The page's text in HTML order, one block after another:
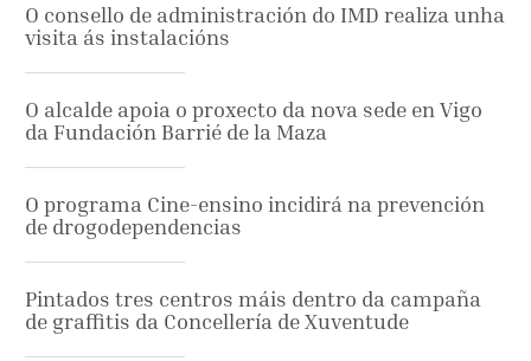
O consello de administración do IMD realiza unha
visita ás instalacións
O alcalde apoia o proxecto da nova sede en Vigo
da Fundación Barrié de la Maza
O programa Cine-ensino incidirá na prevención
de drogodependencias
Pintados tres centros máis dentro da campaña
de graffitis da Concellería de Xuventude